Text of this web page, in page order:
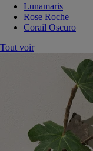
Lunamaris
Rose Roche
Corail Oscuro
Tout voir